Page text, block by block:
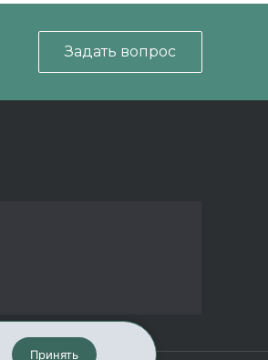
Задать вопрос
Принять